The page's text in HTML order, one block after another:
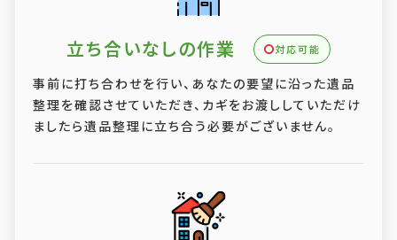
立ち合いなしの作業 対応可能
事前に打ち合わせを行い、あなたの要望に沿った遺品
整理を確認させていただき、カギをお渡ししていただけ
ましたら遺品整理に立ち合う必要がございません。